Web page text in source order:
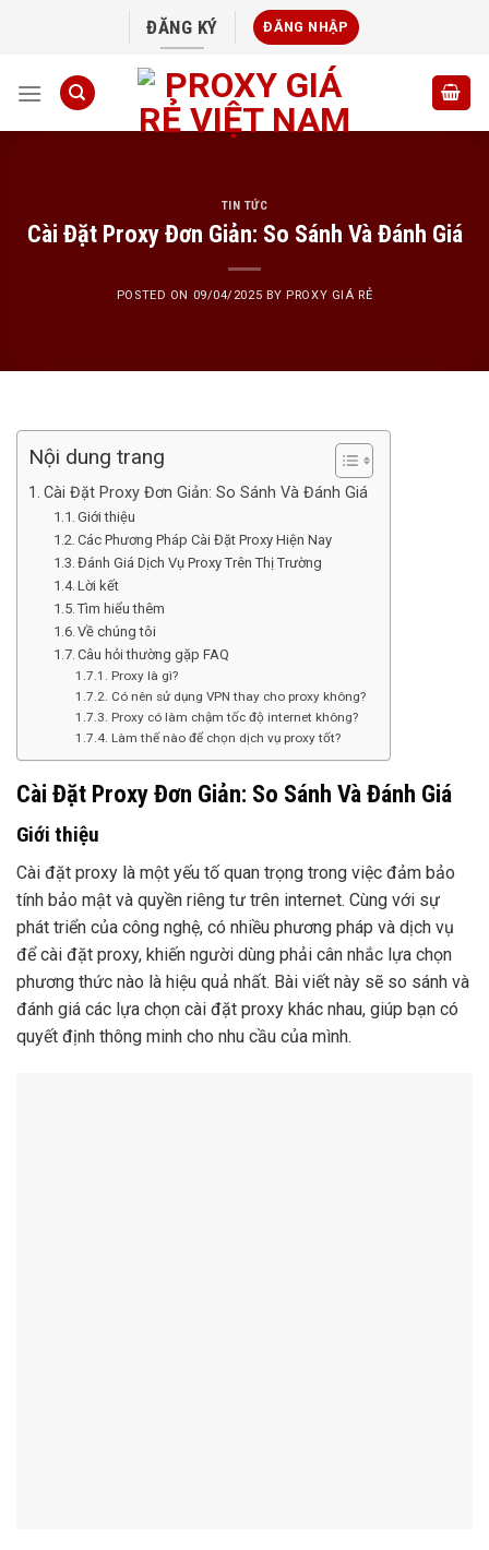
ĐĂNG KÝ ĐĂNG NHẬP
TIN TỨC
Cài Đặt Proxy Đơn Giản: So Sánh Và Đánh Giá
POSTED ON 09/04/2025 BY PROXY GIÁ RẺ
Nội dung trang
Cài Đặt Proxy Đơn Giản: So Sánh Và Đánh Giá
Giới thiệu
Các Phương Pháp Cài Đặt Proxy Hiện Nay
Đánh Giá Dịch Vụ Proxy Trên Thị Trường
Lời kết
Tìm hiểu thêm
Về chúng tôi
Câu hỏi thường gặp FAQ
Proxy là gì?
Có nên sử dụng VPN thay cho proxy không?
Proxy có làm chậm tốc độ internet không?
Làm thế nào để chọn dịch vụ proxy tốt?
Cài Đặt Proxy Đơn Giản: So Sánh Và Đánh Giá
Giới thiệu
Cài đặt proxy là một yếu tố quan trọng trong việc đảm bảo
tính bảo mật và quyền riêng tư trên internet. Cùng với sự
phát triển của công nghệ, có nhiều phương pháp và dịch vụ
để cài đặt proxy, khiến người dùng phải cân nhắc lựa chọn
phương thức nào là hiệu quả nhất. Bài viết này sẽ so sánh và
đánh giá các lựa chọn cài đặt proxy khác nhau, giúp bạn có
quyết định thông minh cho nhu cầu của mình.